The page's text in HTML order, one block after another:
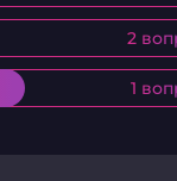
2
2
1
1